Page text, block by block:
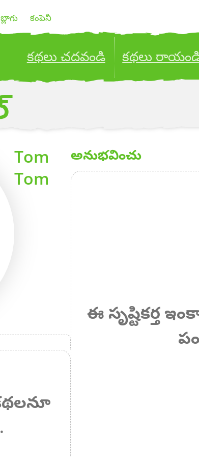
బ్లాగు కంపెనీ
కథలు చదవండి కథలు
your stories to a global audience.
Tom
Tom
అనుభవించు
ఈ సృష్టికర్త